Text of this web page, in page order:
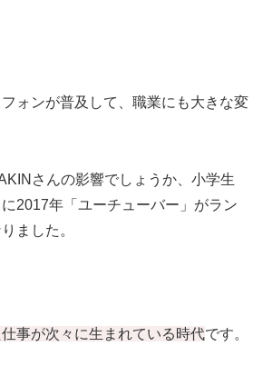
ォンが普及して、職業にも大きな変
さんの影響でしょうか、小学生
2017年「ユーチューバー」がラン
ました。
事が次々に生まれている時代です。